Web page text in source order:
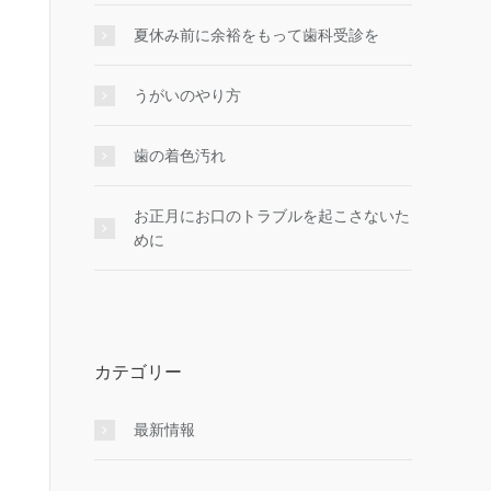
夏休み前に余裕をもって歯科受診を
うがいのやり⽅
歯の着色汚れ
お正月にお口のトラブルを起こさないた
めに
カテゴリー
最新情報